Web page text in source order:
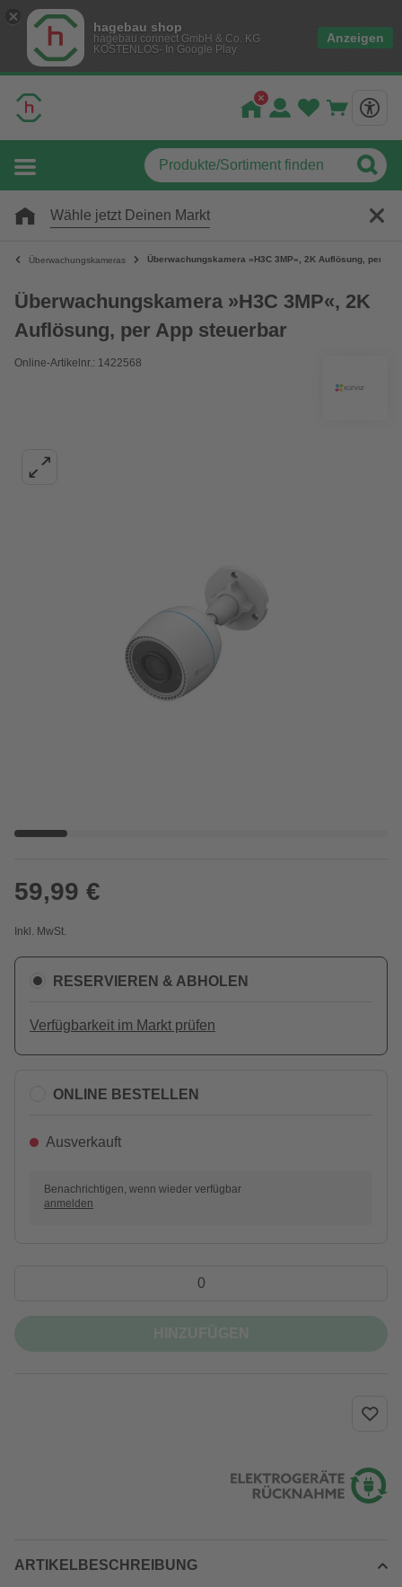
hagebau shop
hagebau connect GmbH & Co. KG
KOSTENLOS- In Google Play
Anzeigen
Wähle jetzt Deinen Markt
Überwachungskameras Überwachungskamera »H3C 3MP«, 2K Auflösung, per
Überwachungskamera »H3C 3MP«, 2K
Auflösung, per App steuerbar
Online-Artikelnr.: 1422568
59,99 €
Inkl. MwSt.
RESERVIEREN & ABHOLEN
Verfügbarkeit im Markt prüfen
ONLINE BESTELLEN
Ausverkauft
Benachrichtigen, wenn wieder verfügbar
anmelden
ARTIKELBESCHREIBUNG